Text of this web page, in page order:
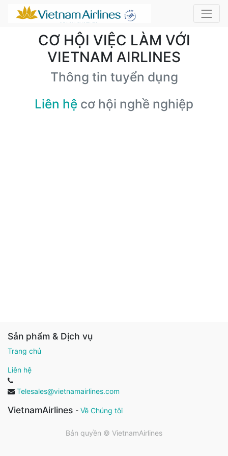
CƠ HỘI VIỆC LÀM VỚI
VIETNAM AIRLINES
Thông tin tuyển dụng
Liên hệ cơ hội nghề nghiệp
Sản phẩm & Dịch vụ
Trang chủ
Liên hệ
Telesales@vietnamairlines.com
VietnamAirlines - Về Chúng tôi
Bản quyền © VietnamAirlines